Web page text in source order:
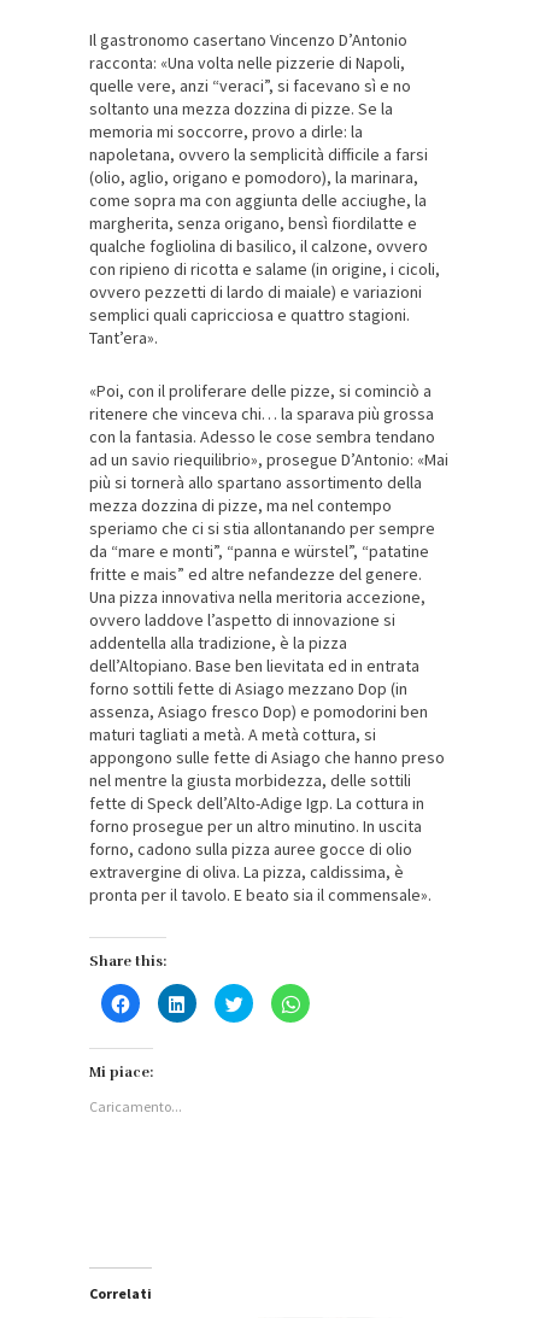
Il gastronomo casertano Vincenzo D’Antonio
racconta: «Una volta nelle pizzerie di Napoli,
quelle vere, anzi “veraci”, si facevano sì e no
soltanto una mezza dozzina di pizze. Se la
memoria mi soccorre, provo a dirle: la
napoletana, ovvero la semplicità difficile a farsi
(olio, aglio, origano e pomodoro), la marinara,
come sopra ma con aggiunta delle acciughe, la
margherita, senza origano, bensì fiordilatte e
qualche fogliolina di basilico, il calzone, ovvero
con ripieno di ricotta e salame (in origine, i cicoli,
ovvero pezzetti di lardo di maiale) e variazioni
semplici quali capricciosa e quattro stagioni.
Tant’era».
«Poi, con il proliferare delle pizze, si cominciò a
ritenere che vinceva chi… la sparava più grossa
con la fantasia. Adesso le cose sembra tendano
ad un savio riequilibrio», prosegue D’Antonio: «Mai
più si tornerà allo spartano assortimento della
mezza dozzina di pizze, ma nel contempo
speriamo che ci si stia allontanando per sempre
da “mare e monti”, “panna e würstel”, “patatine
fritte e mais” ed altre nefandezze del genere.
Una pizza innovativa nella meritoria accezione,
ovvero laddove l’aspetto di innovazione si
addentella alla tradizione, è la pizza
dell’Altopiano. Base ben lievitata ed in entrata
forno sottili fette di Asiago mezzano Dop (in
assenza, Asiago fresco Dop) e pomodorini ben
maturi tagliati a metà. A metà cottura, si
appongono sulle fette di Asiago che hanno preso
nel mentre la giusta morbidezza, delle sottili
fette di Speck dell’Alto-Adige Igp. La cottura in
forno prosegue per un altro minutino. In uscita
forno, cadono sulla pizza auree gocce di olio
extravergine di oliva. La pizza, caldissima, è
pronta per il tavolo. E beato sia il commensale».
Share this:
Fai
clic
Facebook
apre
in
Fai
clic
Fai
clic
Fai
clic
Mi piace:
Caricamento...
Correlati